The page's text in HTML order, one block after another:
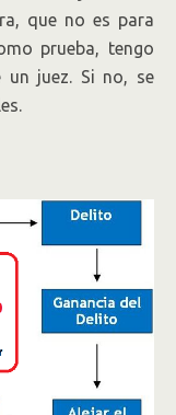
que no es para
prueba, tengo
un juez. Si no, se